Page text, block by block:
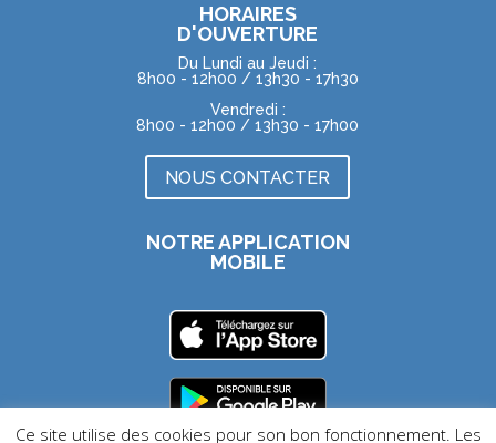
HORAIRES
D'OUVERTURE
Du Lundi au Jeudi :
8h00 - 12h00 / 13h30 - 17h30
Vendredi :
8h00 - 12h00 / 13h30 - 17h00
NOUS CONTACTER
NOTRE APPLICATION
MOBILE
Ce site utilise des cookies pour son bon fonctionnement. Les